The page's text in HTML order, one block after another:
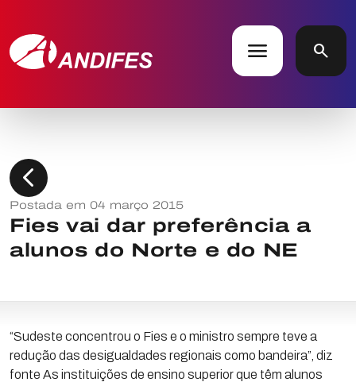
menu search
chevron_left
Postada em 04 março 2015
Fies vai dar preferência a
alunos do Norte e do NE
“Sudeste concentrou o Fies e o ministro sempre teve a
redução das desigualdades regionais como bandeira”, diz
fonte As instituições de ensino superior que têm alunos